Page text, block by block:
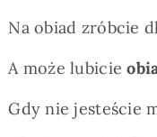
Na obiad zróbcie
A może lubicie
Gdy nie jesteście